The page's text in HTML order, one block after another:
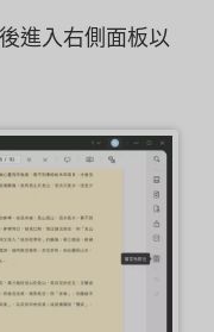
進入右側面板以